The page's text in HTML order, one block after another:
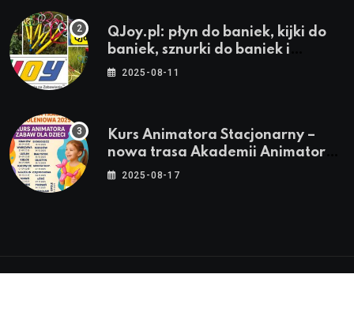
QJoy.pl: płyn do baniek, kijki do
baniek, sznurki do baniek i
zestawy do baniek
2025-08-11
Kurs Animatora Stacjonarny –
nowa trasa Akademii Animatora
– jesień 2025
2025-08-17